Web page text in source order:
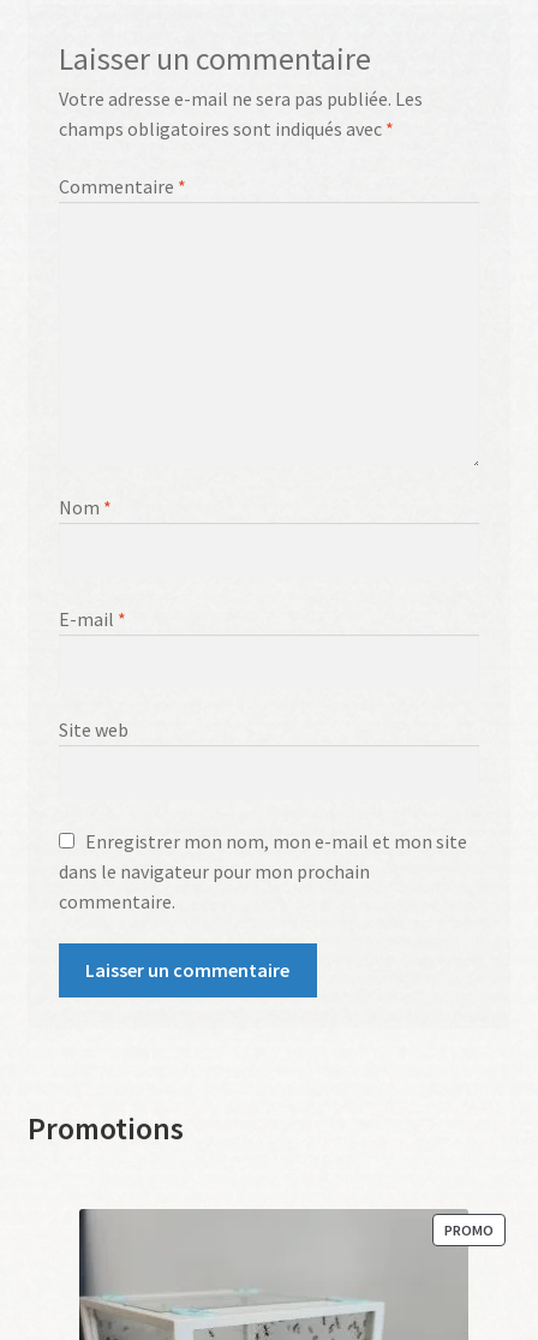
Laisser un commentaire
Votre adresse e-mail ne sera pas publiée. Les
champs obligatoires sont indiqués avec *
Commentaire *
Nom *
E-mail *
Site web
Enregistrer mon nom, mon e-mail et mon site
dans le navigateur pour mon prochain
commentaire.
Promotions
PROMO
EN